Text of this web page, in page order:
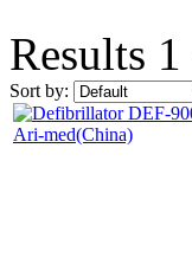
Results
Sort by: